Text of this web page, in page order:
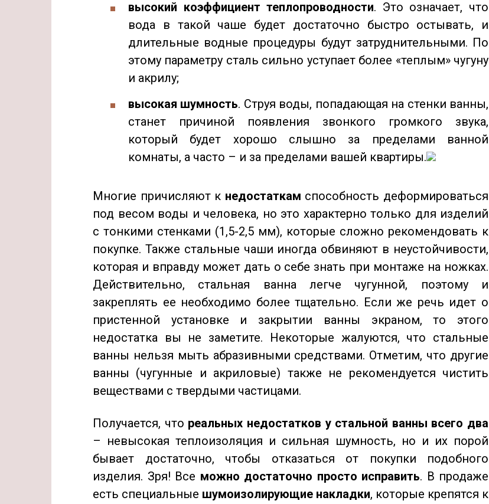
высокий коэффициент теплопроводности. Это означает, что
вода в такой чаше будет достаточно быстро остывать, и
длительные водные процедуры будут затруднительными. По
этому параметру сталь сильно уступает более «теплым» чугуну
и акрилу;
высокая шумность. Струя воды, попадающая на стенки ванны,
станет причиной появления звонкого громкого звука,
который будет хорошо слышно за пределами ванной
комнаты, а часто – и за пределами вашей квартиры.
Многие причисляют к недостаткам способность деформироваться
под весом воды и человека, но это характерно только для изделий
с тонкими стенками (1,5-2,5 мм), которые сложно рекомендовать к
покупке. Также стальные чаши иногда обвиняют в неустойчивости,
которая и вправду может дать о себе знать при монтаже на ножках.
Действительно, стальная ванна легче чугунной, поэтому и
закреплять ее необходимо более тщательно. Если же речь идет о
пристенной установке и закрытии ванны экраном, то этого
недостатка вы не заметите. Некоторые жалуются, что стальные
ванны нельзя мыть абразивными средствами. Отметим, что другие
ванны (чугунные и акриловые) также не рекомендуется чистить
веществами с твердыми частицами.
Получается, что реальных недостатков у стальной ванны всего два
– невысокая теплоизоляция и сильная шумность, но и их порой
бывает достаточно, чтобы отказаться от покупки подобного
изделия. Зря! Все можно достаточно просто исправить. В продаже
есть специальные шумоизолирующие накладки, которые крепятся к